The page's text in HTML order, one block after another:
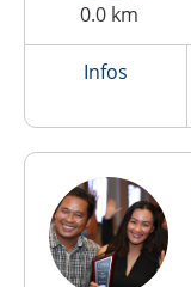
0.0 km
Infos